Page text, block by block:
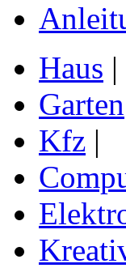
Haus |
Garten
Kfz |